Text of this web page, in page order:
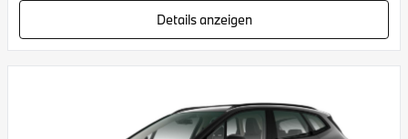
Details anzeigen